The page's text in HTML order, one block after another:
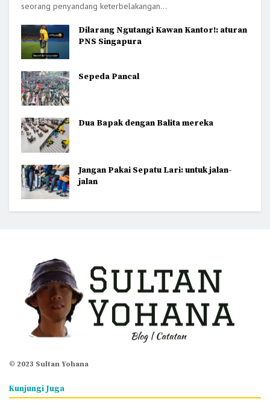
seorang penyandang keterbelakangan...
Dilarang Ngutangi Kawan Kantor!: aturan
PNS Singapura
Sepeda Pancal
Dua Bapak dengan Balita mereka
Jangan Pakai Sepatu Lari: untuk jalan-
jalan
© 2023 Sultan Yohana
Kunjungi Juga